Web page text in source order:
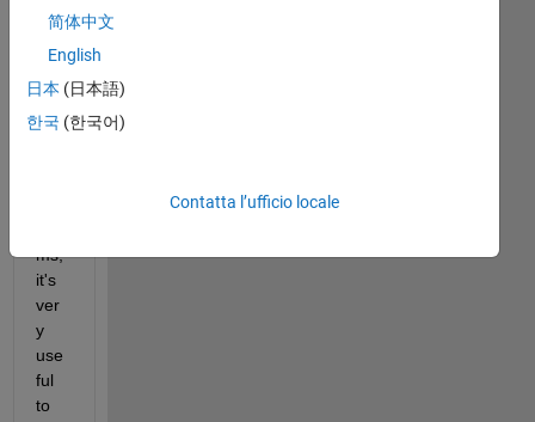
en
list
tain
ms,
it's
ver
y
use
ful
to
简体中文
English
日本 (日本語)
한국 (한국어)
Contatta l’ufficio locale